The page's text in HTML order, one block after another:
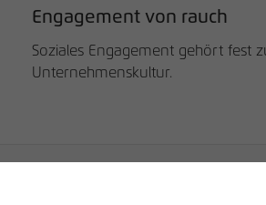
Engagement von rauch
Soziales Engagement gehört fest
Unternehmenskultur.